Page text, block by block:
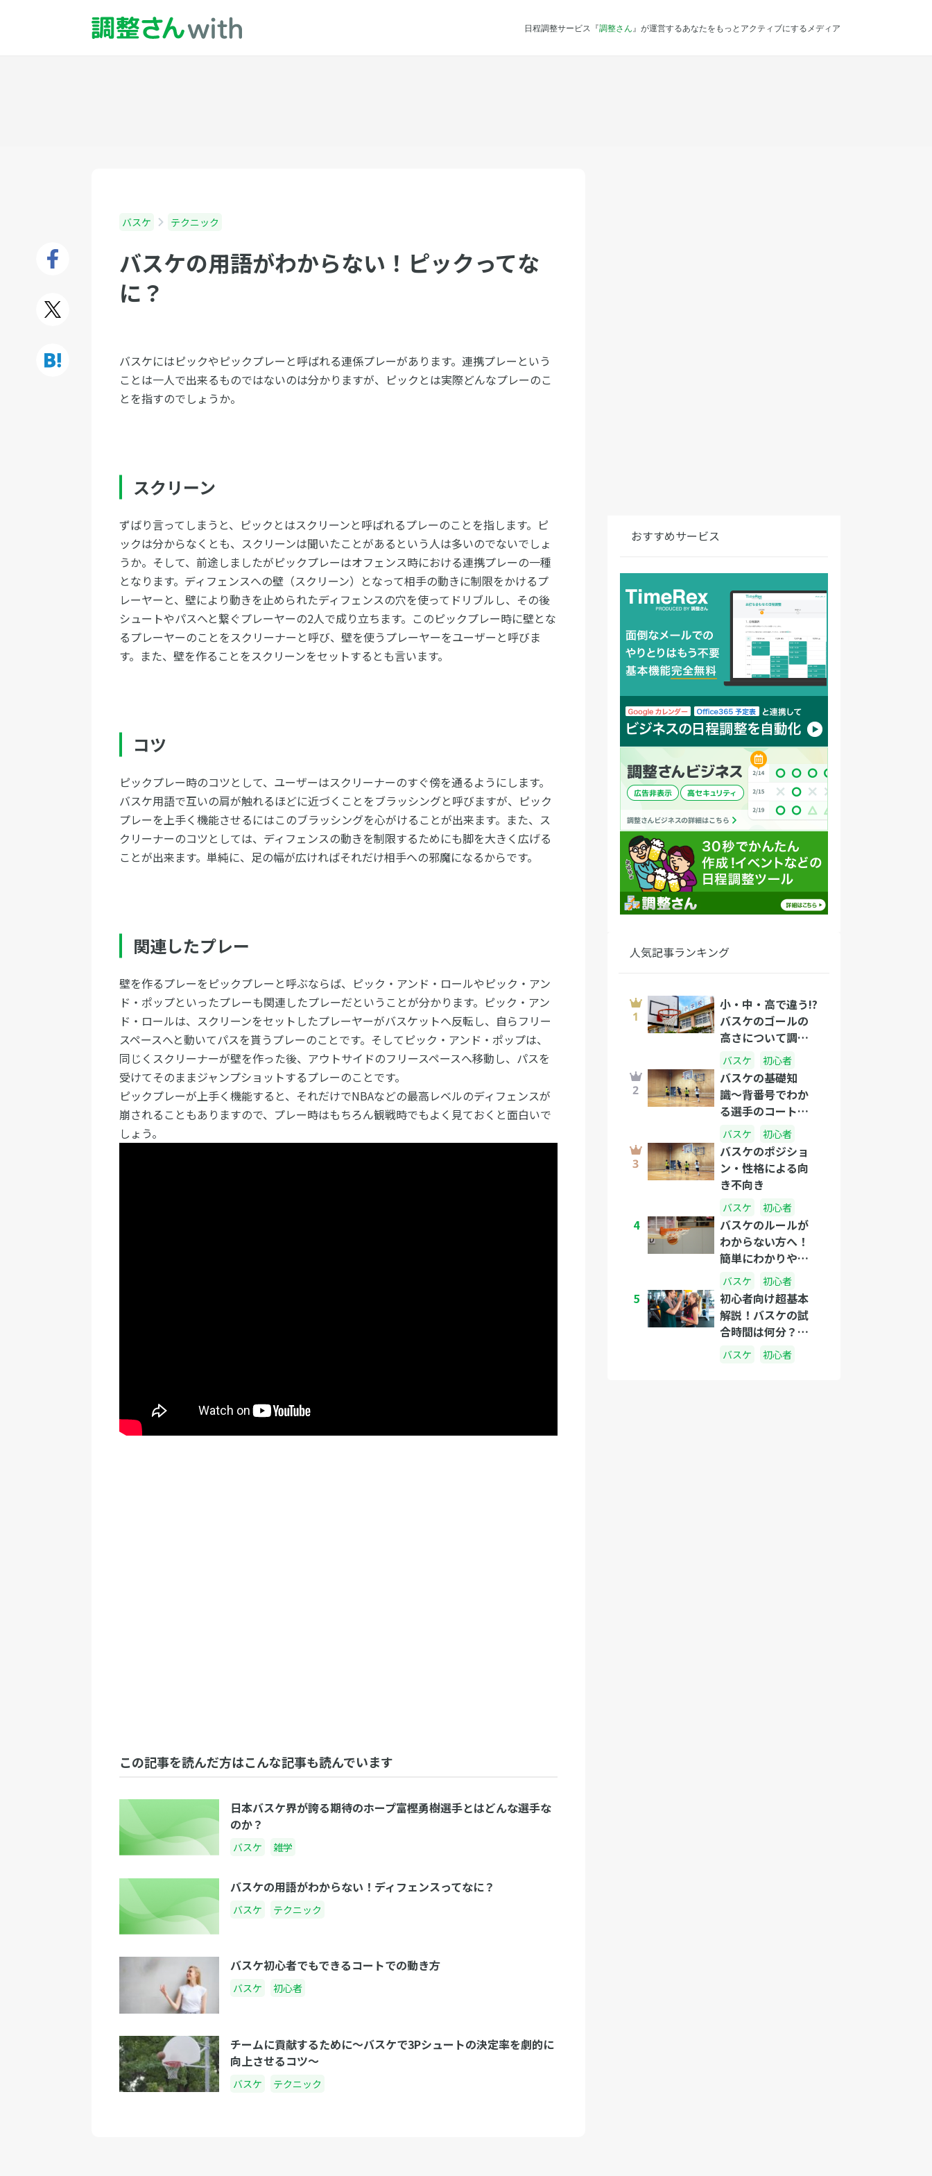
日程調整サービス『調整さん 』が運営するあなたをもっとアクティブにするメディア
バスケ テクニック
バスケの用語がわからない！ピックってな
に？
バスケにはピックやピックプレーと呼ばれる連係プレーがあります。連携プレーという
ことは一人で出来るものではないのは分かりますが、ピックとは実際どんなプレーのこ
とを指すのでしょうか。
スクリーン
ずばり言ってしまうと、ピックとはスクリーンと呼ばれるプレーのことを指します。ピ
ックは分からなくとも、スクリーンは聞いたことがあるという人は多いのでないでしょ
うか。そして、前途しましたがピックプレーはオフェンス時における連携プレーの一種
となります。ディフェンスへの壁（スクリーン）となって相手の動きに制限をかけるプ
レーヤーと、壁により動きを止められたディフェンスの穴を使ってドリブルし、その後
シュートやパスへと繋ぐプレーヤーの2人で成り立ちます。このピックプレー時に壁とな
るプレーヤーのことをスクリーナーと呼び、壁を使うプレーヤーをユーザーと呼びま
す。また、壁を作ることをスクリーンをセットするとも言います。
コツ
ピックプレー時のコツとして、ユーザーはスクリーナーのすぐ傍を通るようにします。
バスケ用語で互いの肩が触れるほどに近づくことをブラッシングと呼びますが、ピック
プレーを上手く機能させるにはこのブラッシングを心がけることが出来ます。また、ス
クリーナーのコツとしては、ディフェンスの動きを制限するためにも脚を大きく広げる
ことが出来ます。単純に、足の幅が広ければそれだけ相手への邪魔になるからです。
関連したプレー
壁を作るプレーをピックプレーと呼ぶならば、ピック・アンド・ロールやピック・アン
ド・ポップといったプレーも関連したプレーだということが分かります。ピック・アン
ド・ロールは、スクリーンをセットしたプレーヤーがバスケットへ反転し、自らフリー
スペースへと動いてパスを貰うプレーのことです。そしてピック・アンド・ポップは、
同じくスクリーナーが壁を作った後、アウトサイドのフリースペースへ移動し、パスを
受けてそのままジャンプショットするプレーのことです。
ピックプレーが上手く機能すると、それだけでNBAなどの最高レベルのディフェンスが
崩されることもありますので、プレー時はもちろん観戦時でもよく見ておくと面白いで
しょう。
この記事を読んだ方はこんな記事も読んでいます
日本バスケ界が誇る期待のホープ富樫勇樹選手とはどんな選手な
のか？
バスケ 雑学
バスケの用語がわからない！ディフェンスってなに？
バスケ テクニック
バスケ初心者でもできるコートでの動き方
バスケ 初心者
チームに貢献するために〜バスケで3Pシュートの決定率を劇的に
向上させるコツ〜
バスケ テクニック
おすすめサービス
人気記事ランキング
小・中・高で違う!?
バスケのゴールの
高さについて調べ
てみました。
バスケ 初心者
バスケの基礎知
識〜背番号でわか
る選手のコート上
の役割を解説しま
す〜
バスケ 初心者
バスケのポジショ
ン・性格による向
き不向き
バスケ 初心者
4
バスケのルールが
わからない方へ！
簡単にわかりやす
く説明しましょ
う！
バスケ 初心者
5
初心者向け超基本
解説！バスケの試
合時間は何分？休
憩中は何をしてる
バスケ 初心者